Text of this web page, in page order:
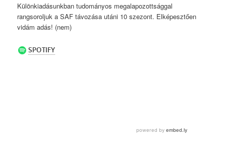
Különkiadásunkban tudományos megalapozottsággal
rangsoroljuk a SAF távozása utáni 10 szezont. Elképesztően
vidám adás! (nem)